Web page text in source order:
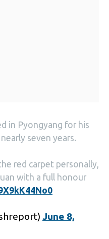
in Pyongyang for his
seven years.
red carpet personally,
with a full honour
June 8,